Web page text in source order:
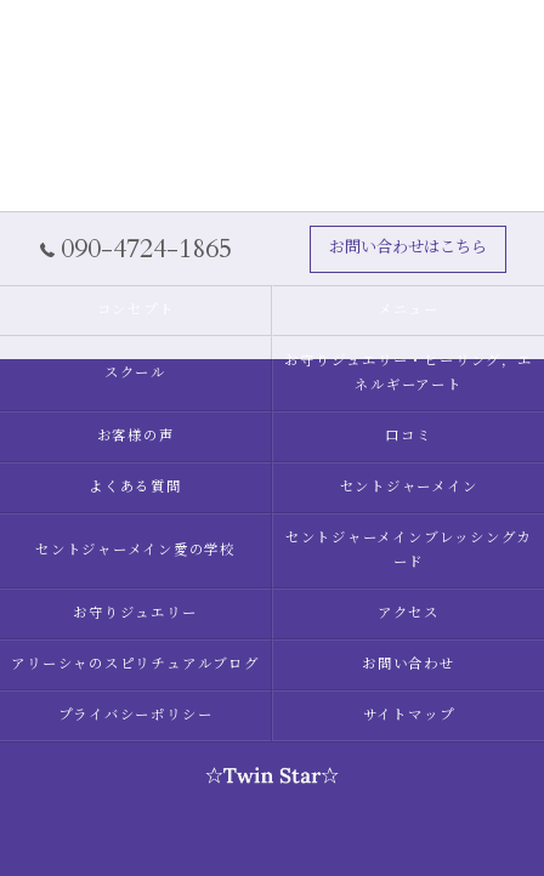
090-4724-1865 お問い合わせはこちら
スクール
お守りジュエリー・ヒーリング，エ
ネルギーアート
お客様の声 口コミ
よくある質問 セントジャーメイン
セントジャーメイン愛の学校
セントジャーメインブレッシングカ
ード
お守りジュエリー アクセス
アリーシャのスピリチュアルブログ お問い合わせ
プライバシーポリシー サイトマップ